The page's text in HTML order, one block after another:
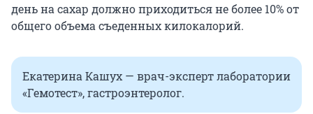
день на сахар должно приходиться не более 10% от
общего объема съеденных килокалорий.
Екатерина Кашух — врач-эксперт лаборатории
«Гемотест», гастроэнтеролог.